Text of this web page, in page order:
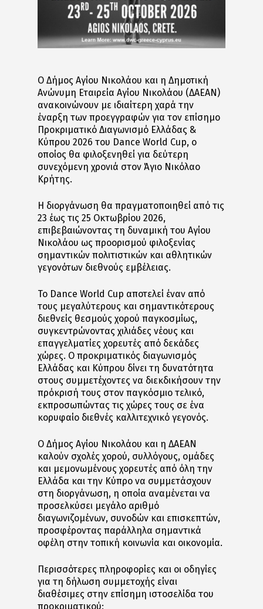
Ο Δήμος Αγίου Νικολάου και η Δημοτική
Ανώνυμη Εταιρεία Αγίου Νικολάου (ΔΑΕΑΝ)
ανακοινώνουν με ιδιαίτερη χαρά την
έναρξη των προεγγραφών για τον επίσημο
Προκριματικό Διαγωνισμό Ελλάδας &
Κύπρου 2026 του Dance World Cup, ο
οποίος θα φιλοξενηθεί για δεύτερη
συνεχόμενη χρονιά στον Άγιο Νικόλαο
Κρήτης.
Η διοργάνωση θα πραγματοποιηθεί από τις
23 έως τις 25 Οκτωβρίου 2026,
επιβεβαιώνοντας τη δυναμική του Αγίου
Νικολάου ως προορισμού φιλοξενίας
σημαντικών πολιτιστικών και αθλητικών
γεγονότων διεθνούς εμβέλειας.
Το Dance World Cup αποτελεί έναν από
τους μεγαλύτερους και σημαντικότερους
διεθνείς θεσμούς χορού παγκοσμίως,
συγκεντρώνοντας χιλιάδες νέους και
επαγγελματίες χορευτές από δεκάδες
χώρες. Ο προκριματικός διαγωνισμός
Ελλάδας και Κύπρου δίνει τη δυνατότητα
στους συμμετέχοντες να διεκδικήσουν την
πρόκρισή τους στον παγκόσμιο τελικό,
εκπροσωπώντας τις χώρες τους σε ένα
κορυφαίο διεθνές καλλιτεχνικό γεγονός.
Ο Δήμος Αγίου Νικολάου και η ΔΑΕΑΝ
καλούν σχολές χορού, συλλόγους, ομάδες
και μεμονωμένους χορευτές από όλη την
Ελλάδα και την Κύπρο να συμμετάσχουν
στη διοργάνωση, η οποία αναμένεται να
προσελκύσει μεγάλο αριθμό
διαγωνιζομένων, συνοδών και επισκεπτών,
προσφέροντας παράλληλα σημαντικά
οφέλη στην τοπική κοινωνία και οικονομία.
Περισσότερες πληροφορίες και οι οδηγίες
για τη δήλωση συμμετοχής είναι
διαθέσιμες στην επίσημη ιστοσελίδα του
προκριματικού: